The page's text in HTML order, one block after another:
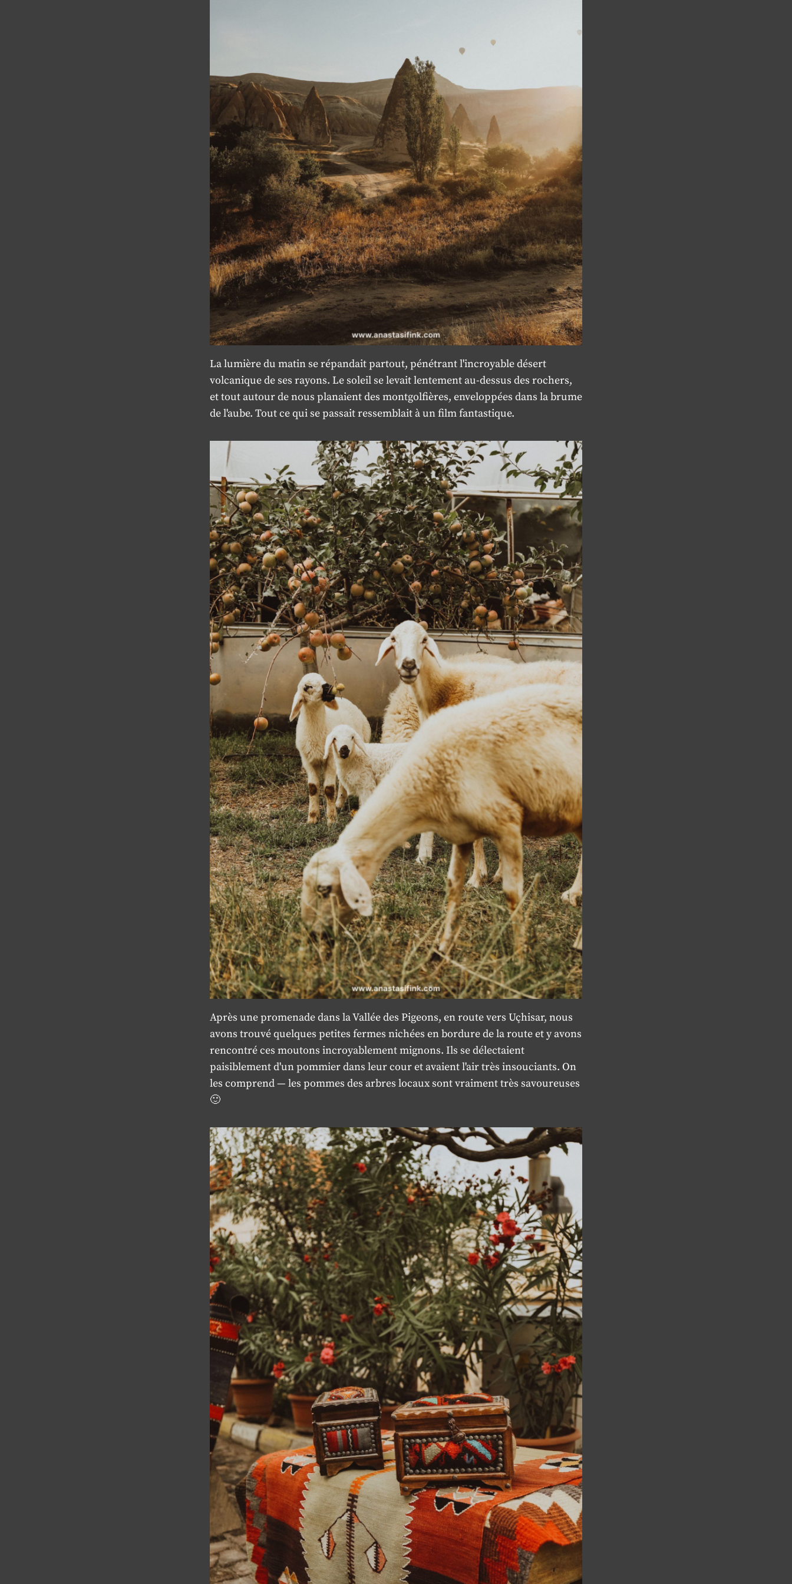
La lumière du matin se répandait partout, pénétrant l'incroyable désert
volcanique de ses rayons. Le soleil se levait lentement au-dessus des rochers,
et tout autour de nous planaient des montgolfières, enveloppées dans la brume
de l'aube. Tout ce qui se passait ressemblait à un film fantastique.
Après une promenade dans la Vallée des Pigeons, en route vers Uçhisar, nous
avons trouvé quelques petites fermes nichées en bordure de la route et y avons
rencontré ces moutons incroyablement mignons. Ils se délectaient
paisiblement d'un pommier dans leur cour et avaient l'air très insouciants. On
les comprend — les pommes des arbres locaux sont vraiment très savoureuses
🙂